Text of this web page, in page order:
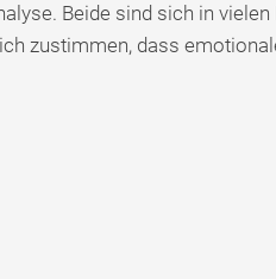
Beide sind sich in
zustimmen, dass